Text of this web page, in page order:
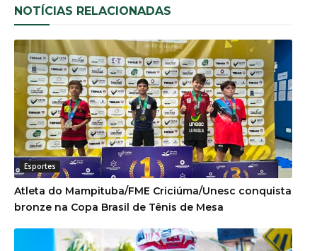
NOTÍCIAS RELACIONADAS
Esportes
Atleta do Mampituba/FME Criciúma/Unesc conquista
bronze na Copa Brasil de Tênis de Mesa